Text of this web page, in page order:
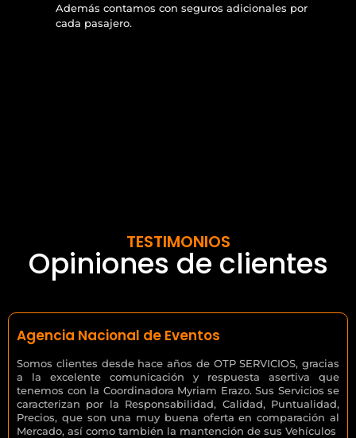
Además contamos con seguros adicionales por
cada pasajero.
TESTIMONIOS
Opiniones de clientes
Agencia Nacional de Eventos
Somos clientes desde hace años de OTP SERVICIOS, gracias
a la excelente comunicación y respuesta asertiva que
tenemos con la Coordinadora Myriam Erazo. Sus Servicios se
caracterizan por la Responsabilidad, Calidad, Puntualidad,
Precios, que son una muy buena oferta en comparación al
Mercado, así como también la mantención de sus Vehículos